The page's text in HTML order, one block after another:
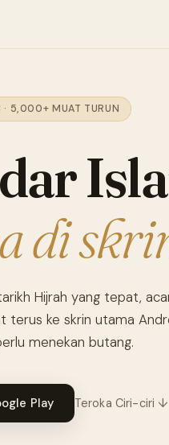
· 5,000+ MUAT TURUN
di
Hijrah yang tepat,
terus ke skrin utama
menekan butang.
Play Teroka Ciri-ciri ↓